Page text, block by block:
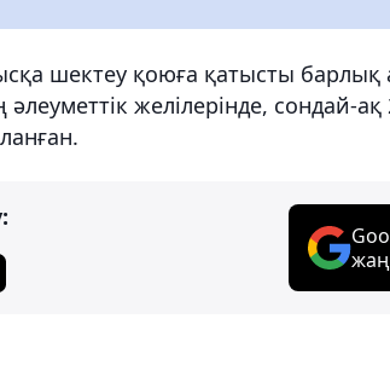
шектеу қоюға қатысты барлық
әлеуметтік желілерінде, сондай-